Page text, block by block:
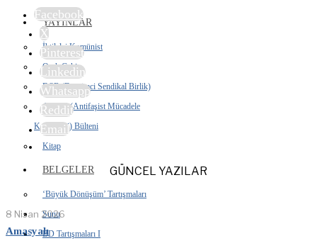
YAYINLAR
İhtilalci Komünist
Orak Çekiç
DSB (Devrimci Sendikal Birlik)
AFMK (Antifaşist Mücadele
Komiteleri) Bülteni
Kitap
BELGELER
‘Büyük Dönüşüm’ Tartışmaları
Sunu
BD Tartışmaları I
Facebook
X
Pinterest
Linkedin
Whatsapp
Reddit
Email
GÜNCEL YAZILAR
8 Nisan 2026
Amasyalı